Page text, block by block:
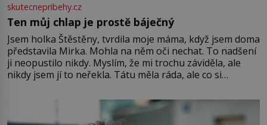
skutecnepribehy.cz
Ten můj chlap je prostě báječný
Jsem holka Štěstěny, tvrdila moje máma, když jsem doma
představila Mirka. Mohla na něm oči nechat. To nadšení
ji neopustilo nikdy. Myslím, že mi trochu záviděla, ale
nikdy jsem jí to neřekla. Tátu měla ráda, ale co si
Jsme spolu moc rádi Tehdy byla jiná doba, když